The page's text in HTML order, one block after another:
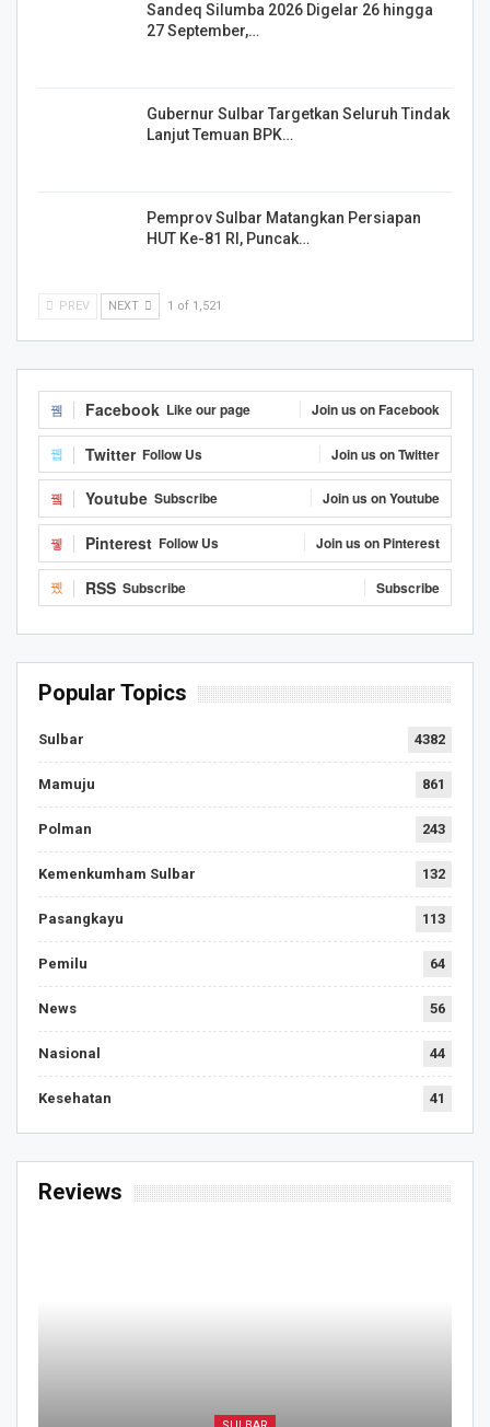
Sandeq Silumba 2026 Digelar 26 hingga
27 September,…
Gubernur Sulbar Targetkan Seluruh Tindak
Lanjut Temuan BPK…
Pemprov Sulbar Matangkan Persiapan
HUT Ke-81 RI, Puncak…
PREV NEXT 1 of 1,521
Facebook Like our page Join us on Facebook
Twitter Follow Us Join us on Twitter
Youtube Subscribe Join us on Youtube
Pinterest Follow Us Join us on Pinterest
RSS Subscribe Subscribe
Popular Topics
Sulbar 4382
Mamuju 861
Polman 243
Kemenkumham Sulbar 132
Pasangkayu 113
Pemilu 64
News 56
Nasional 44
Kesehatan 41
Reviews